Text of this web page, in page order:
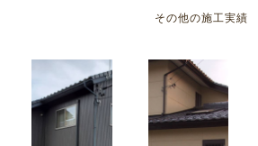
その他の施工実績